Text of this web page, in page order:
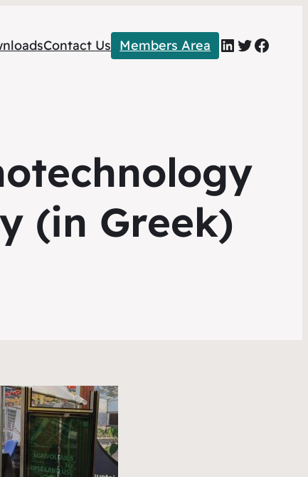
Contact Us Members Area LinkedIn
Twitter
(in Greek)